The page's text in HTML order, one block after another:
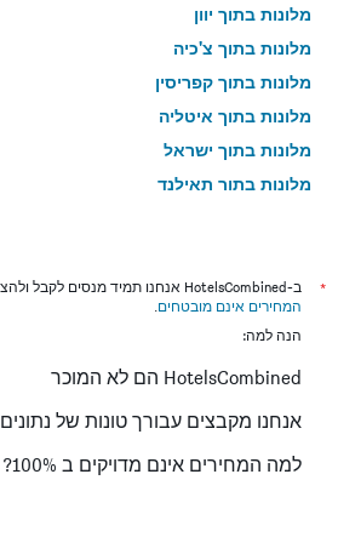
מלונות בתוך יוון
מלונות בתוך צ'כיה
מלונות בתוך קפריסין
מלונות בתוך איטליה
מלונות בתוך ישראל
מלונות בתוך תאילנד
*
ב-HotelsCombined אנחנו תמיד מנסים לקבל ולהציג תמחור מדויק, עם זאת,
המחירים אינם מובטחים.
הנה למה:
HotelsCombined הם לא המוכר
אנחנו מקבצים עבורך טונות של נתונים
למה המחירים אינם מדויקים ב 100%?